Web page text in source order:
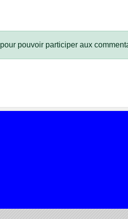
pour pouvoir participer aux